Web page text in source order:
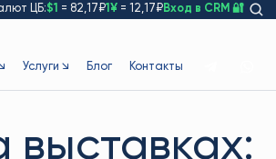
ЦБ:$1 = 82,17₽1¥ = 12,17₽Вход в CRM 🔐
Услуги ↘ Блог Контакты